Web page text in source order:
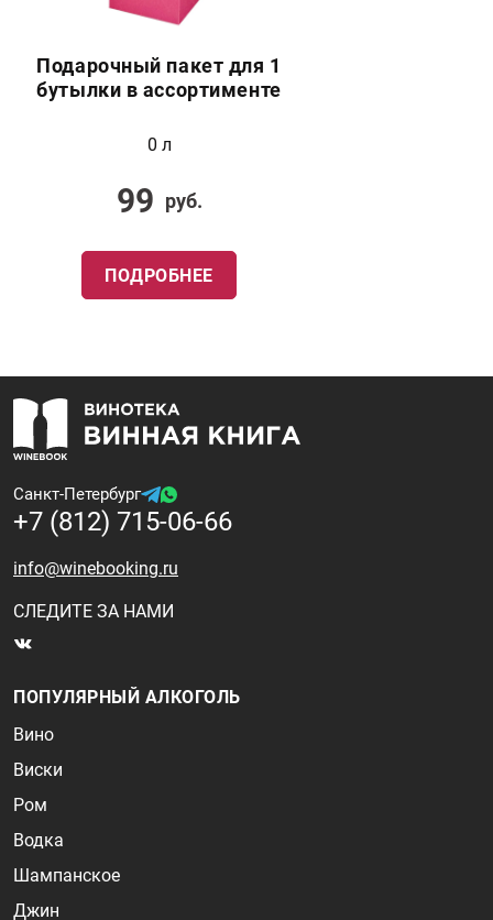
Подарочный пакет для 1
бутылки в ассортименте
0 л
99 руб.
ПОДРОБНЕЕ
Санкт-Петербург
+7 (812) 715-06-66
info@winebooking.ru
СЛЕДИТЕ ЗА НАМИ
ПОПУЛЯРНЫЙ АЛКОГОЛЬ
Вино
Виски
Ром
Водка
Шампанское
Джин